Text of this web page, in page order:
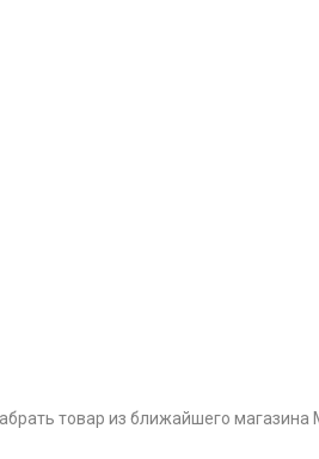
товар из ближайшего магазина